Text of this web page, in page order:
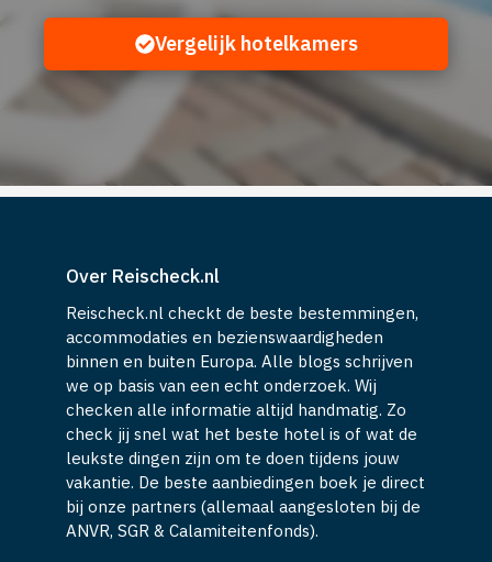
Vergelijk hotelkamers
Over Reischeck.nl
Reischeck.nl checkt de beste bestemmingen,
accommodaties en bezienswaardigheden
binnen en buiten Europa. Alle blogs schrijven
we op basis van een echt onderzoek. Wij
checken alle informatie altijd handmatig. Zo
check jij snel wat het beste hotel is of wat de
leukste dingen zijn om te doen tijdens jouw
vakantie. De beste aanbiedingen boek je direct
bij onze partners (allemaal aangesloten bij de
ANVR, SGR & Calamiteitenfonds).